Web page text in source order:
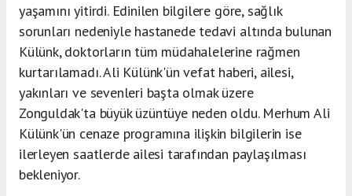
yaşamını yitirdi. Edinilen bilgilere göre, sağlık
sorunları nedeniyle hastanede tedavi altında bulunan
Külünk, doktorların tüm müdahalelerine rağmen
kurtarılamadı. Ali Külünk'ün vefat haberi, ailesi,
yakınları ve sevenleri başta olmak üzere
Zonguldak'ta büyük üzüntüye neden oldu. Merhum Ali
Külünk'ün cenaze programına ilişkin bilgilerin ise
ilerleyen saatlerde ailesi tarafından paylaşılması
bekleniyor.